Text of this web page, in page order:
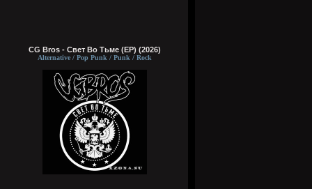
CG Bros - Свет Во Тьме (EP) (2026)
Alternative / Pop Punk / Punk / Rock